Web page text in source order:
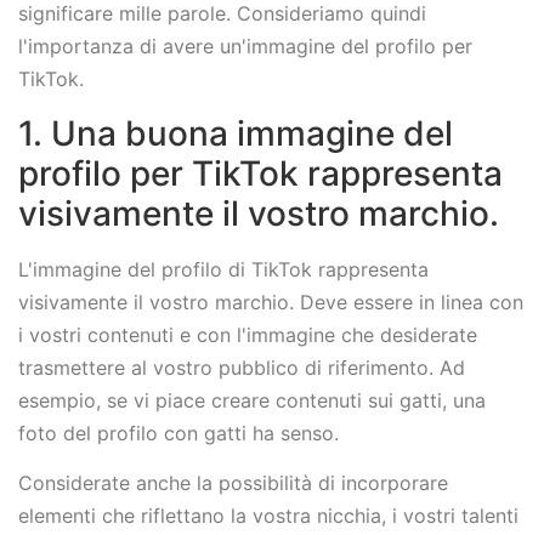
significare mille parole. Consideriamo quindi
l'importanza di avere un'immagine del profilo per
TikTok.
1. Una buona immagine del
profilo per TikTok rappresenta
visivamente il vostro marchio.
L'immagine del profilo di TikTok rappresenta
visivamente il vostro marchio. Deve essere in linea con
i vostri contenuti e con l'immagine che desiderate
trasmettere al vostro pubblico di riferimento. Ad
esempio, se vi piace creare contenuti sui gatti, una
foto del profilo con gatti ha senso.
Considerate anche la possibilità di incorporare
elementi che riflettano la vostra nicchia, i vostri talenti